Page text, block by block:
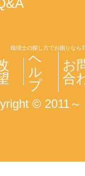
税理士の探し方でお困りなら
ヘ
ル
プ
お
合
© 2011